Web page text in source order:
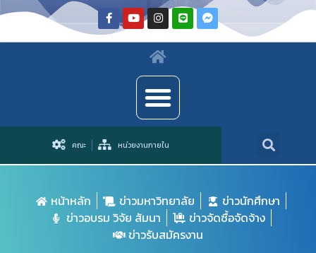
คณะ หน่วยงานภายใน
หน้าหลัก ข่าวมหาวิทยาลัย
ข่าวนักศึกษา
ข่าวอบรม วิจัย สัมนา
ข่าวจัดซื้อจัดจ้าง
ข่าวรับสมัครงาน